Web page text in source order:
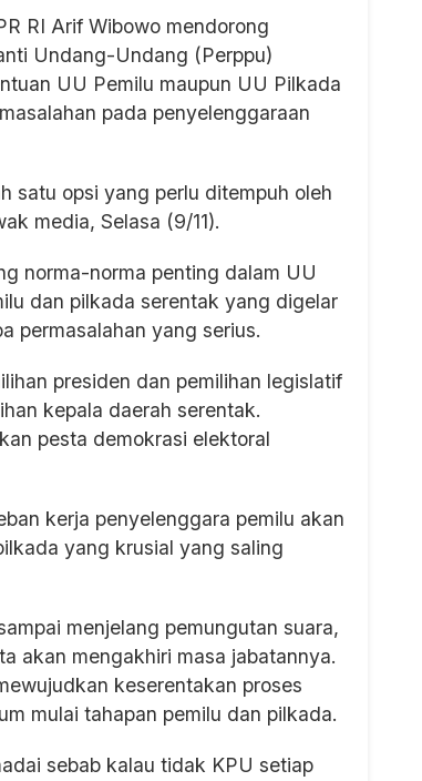
RI Arif Wibowo mendorong
Undang-Undang (Perppu)
UU Pemilu maupun UU Pilkada
pada penyelenggaraan
satu opsi yang perlu ditempuh oleh
media, Selasa (9/11).
norma-norma penting dalam UU
dan pilkada serentak yang digelar
permasalahan yang serius.
presiden dan pemilihan legislatif
kepala daerah serentak.
pesta demokrasi elektoral
kerja penyelenggara pemilu akan
yang krusial yang saling
menjelang pemungutan suara,
akan mengakhiri masa jabatannya.
keserentakan proses
mulai tahapan pemilu dan pilkada.
sebab kalau tidak KPU setiap